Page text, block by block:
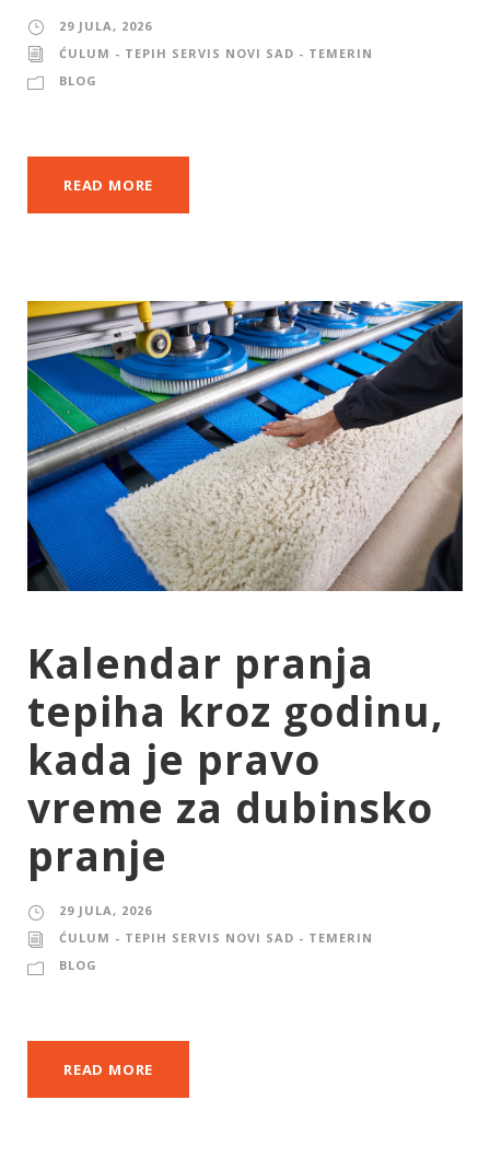
29 JULA, 2026
ĆULUM - TEPIH SERVIS NOVI SAD - TEMERIN
BLOG
READ MORE
Kalendar pranja
tepiha kroz godinu,
kada je pravo
vreme za dubinsko
pranje
29 JULA, 2026
ĆULUM - TEPIH SERVIS NOVI SAD - TEMERIN
BLOG
READ MORE